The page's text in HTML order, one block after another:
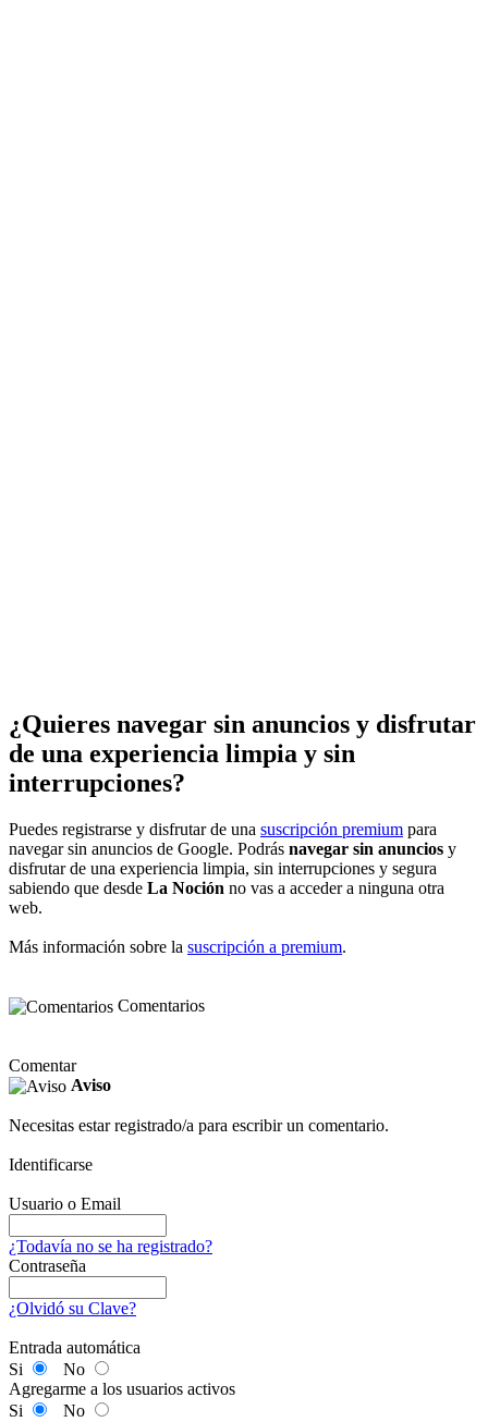
¿Quieres navegar sin anuncios y disfrutar
de una experiencia limpia y sin
interrupciones?
Puedes registrarse y disfrutar de una suscripción premium para
navegar sin anuncios de Google. Podrás navegar sin anuncios y
disfrutar de una experiencia limpia, sin interrupciones y segura
sabiendo que desde La Noción no vas a acceder a ninguna otra
web.
Más información sobre la suscripción a premium.
Comentarios
Comentar
Aviso
Necesitas estar registrado/a para escribir un comentario.
Identificarse
Usuario o Email
¿Todavía no se ha registrado?
Contraseña
¿Olvidó su Clave?
Entrada automática
Si
No
Agregarme a los usuarios activos
Si
No